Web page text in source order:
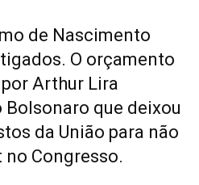
de Nascimento
O orçamento
Arthur Lira
que deixou
da União para não
Congresso.